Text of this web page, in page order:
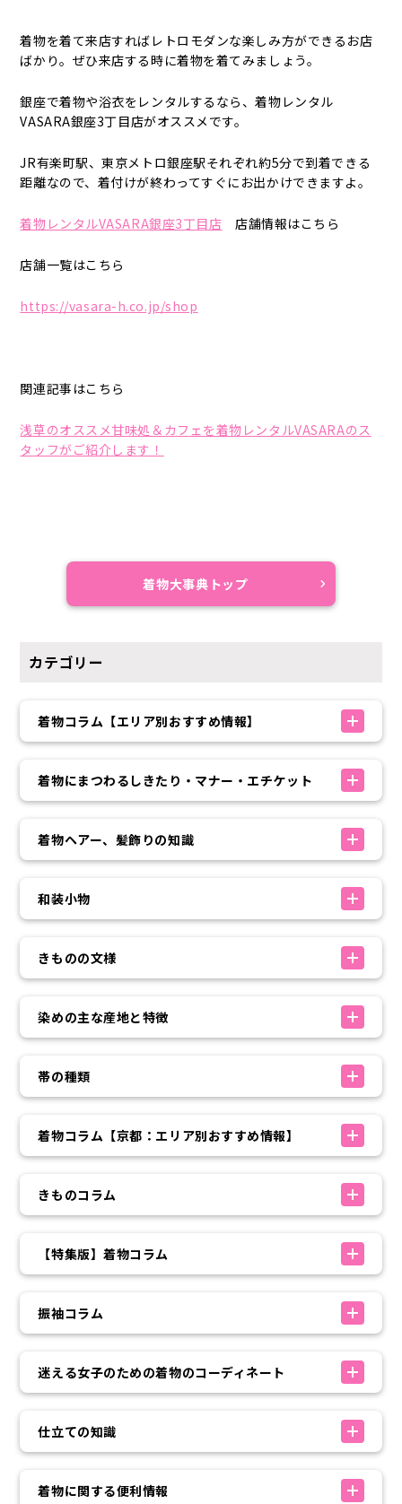
着物を着て来店すればレトロモダンな楽しみ方ができるお店
ばかり。ぜひ来店する時に着物を着てみましょう。
銀座で着物や浴衣をレンタルするなら、着物レンタル
VASARA銀座3丁目店がオススメです。
JR有楽町駅、東京メトロ銀座駅それぞれ約5分で到着できる
距離なので、着付けが終わってすぐにお出かけできますよ。
着物レンタルVASARA銀座3丁目店 店舗情報はこちら
店舗一覧はこちら
https://vasara-h.co.jp/shop
関連記事はこちら
浅草のオススメ甘味処＆カフェを着物レンタルVASARAのス
タッフがご紹介します！
着物大事典トップ
カテゴリー
着物コラム【エリア別おすすめ情報】
着物にまつわるしきたり・マナー・エチケット
着物ヘアー、髪飾りの知識
和装小物
きものの文様
染めの主な産地と特徴
帯の種類
着物コラム【京都：エリア別おすすめ情報】
きものコラム
【特集版】着物コラム
振袖コラム
迷える女子のための着物のコーディネート
仕立ての知識
着物に関する便利情報